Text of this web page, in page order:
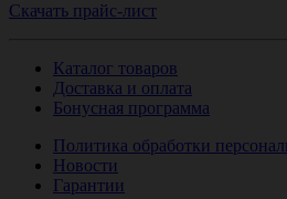
Скачать прайс-лист
Каталог товаров
Доставка и оплата
Бонусная программа
Политика обработки
Новости
Гарантии